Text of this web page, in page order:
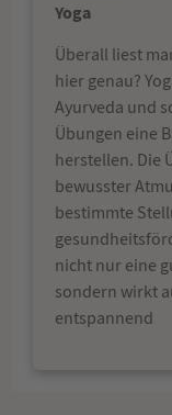
Yoga
Überall liest
hier genau?
Ayurveda und
Übungen eine
herstellen. Die
bewusster
bestimmte
nicht nur eine
sondern wirkt
entspannend